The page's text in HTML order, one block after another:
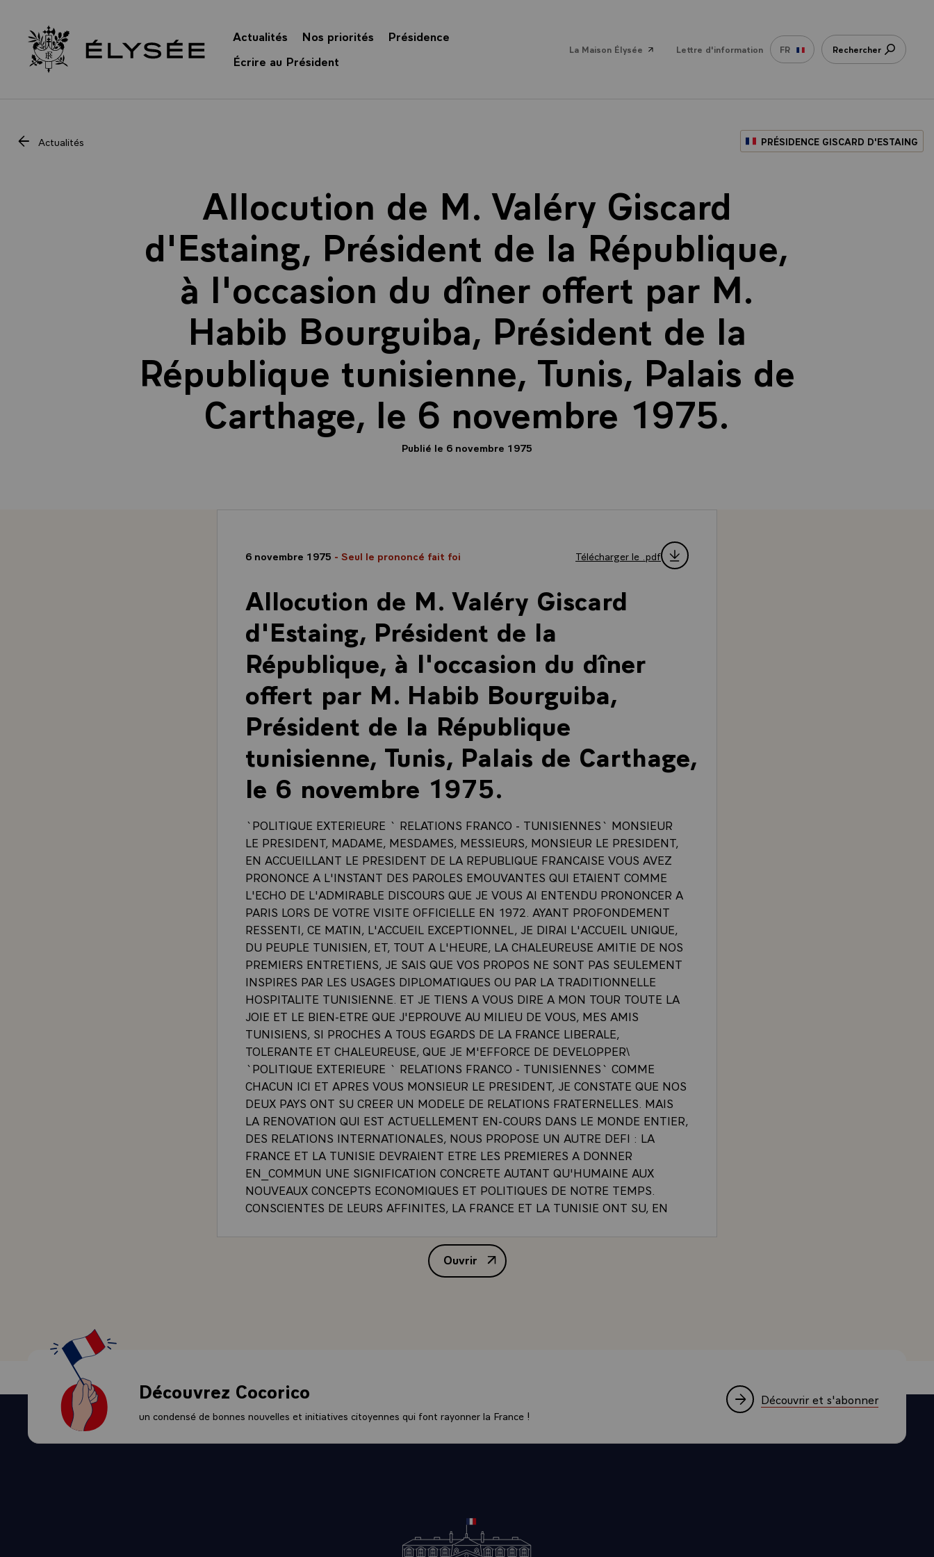
Retour à l’accueil Élysée
Actualités Nos priorités
Présidence
Écrire au Président
La Maison Élysée Lettre d'information FR Rechercher
Actualités PRÉSIDENCE GISCARD D'ESTAING
Allocution de M. Valéry Giscard
d'Estaing, Président de la République,
à l'occasion du dîner offert par M.
Habib Bourguiba, Président de la
République tunisienne, Tunis, Palais de
Carthage, le 6 novembre 1975.
Publié le 6 novembre 1975
6 novembre 1975 - Seul le prononcé fait foi Télécharger le .pdf
Allocution de M. Valéry Giscard
d'Estaing, Président de la
République, à l'occasion du dîner
offert par M. Habib Bourguiba,
Président de la République
tunisienne, Tunis, Palais de Carthage,
le 6 novembre 1975.
`POLITIQUE EXTERIEURE ` RELATIONS FRANCO - TUNISIENNES` MONSIEUR
LE PRESIDENT, MADAME, MESDAMES, MESSIEURS, MONSIEUR LE PRESIDENT,
EN ACCUEILLANT LE PRESIDENT DE LA REPUBLIQUE FRANCAISE VOUS AVEZ
PRONONCE A L'INSTANT DES PAROLES EMOUVANTES QUI ETAIENT COMME
L'ECHO DE L'ADMIRABLE DISCOURS QUE JE VOUS AI ENTENDU PRONONCER A
PARIS LORS DE VOTRE VISITE OFFICIELLE EN 1972. AYANT PROFONDEMENT
RESSENTI, CE MATIN, L'ACCUEIL EXCEPTIONNEL, JE DIRAI L'ACCUEIL UNIQUE,
DU PEUPLE TUNISIEN, ET, TOUT A L'HEURE, LA CHALEUREUSE AMITIE DE NOS
PREMIERS ENTRETIENS, JE SAIS QUE VOS PROPOS NE SONT PAS SEULEMENT
INSPIRES PAR LES USAGES DIPLOMATIQUES OU PAR LA TRADITIONNELLE
HOSPITALITE TUNISIENNE. ET JE TIENS A VOUS DIRE A MON TOUR TOUTE LA
JOIE ET LE BIEN-ETRE QUE J'EPROUVE AU MILIEU DE VOUS, MES AMIS
TUNISIENS, SI PROCHES A TOUS EGARDS DE LA FRANCE LIBERALE,
TOLERANTE ET CHALEUREUSE, QUE JE M'EFFORCE DE DEVELOPPER\
`POLITIQUE EXTERIEURE ` RELATIONS FRANCO - TUNISIENNES` COMME
CHACUN ICI ET APRES VOUS MONSIEUR LE PRESIDENT, JE CONSTATE QUE NOS
DEUX PAYS ONT SU CREER UN MODELE DE RELATIONS FRATERNELLES. MAIS
LA RENOVATION QUI EST ACTUELLEMENT EN-COURS DANS LE MONDE ENTIER,
DES RELATIONS INTERNATIONALES, NOUS PROPOSE UN AUTRE DEFI : LA
FRANCE ET LA TUNISIE DEVRAIENT ETRE LES PREMIERES A DONNER
EN_COMMUN UNE SIGNIFICATION CONCRETE AUTANT QU'HUMAINE AUX
NOUVEAUX CONCEPTS ECONOMIQUES ET POLITIQUES DE NOTRE TEMPS.
CONSCIENTES DE LEURS AFFINITES, LA FRANCE ET LA TUNISIE ONT SU, EN
COOPERATION. CES AFFINITES SONT NEES DE LA GEOGRAPHIE, DE L'HISTOIRE
ET SURTOUT DU CARACTERE DE LEURS PEUPLES. NOS PAYS ONT LA MEME
VOCATION DE PAYS DE CONTACT. LA TUNISIE EST SITUEE AU CARREFOUR DES
RENCONTRE DE L'HISTOIRE LEUR ONT PERMIS L'APPRENTISSAGE DE L'ESTIME
ET DE L'AMITIE : IL Y A QUATRE SIECLES, LE PREMIER CONSUL DE FRANCE
AUSSI, COMME VOUS L'AVEZ NOTE, PAR LA CLAIRVOYANCE DES CHEFS DE
GOUVERNEMENT FRANCAIS DE L'EPOQUE - JE PENSE A MON TOUR AUX
Ouvrir
Allocution de M. Valéry Giscard d'Estaing, Président de la République, à l'occasion du
Découvrez Cocorico
un condensé de bonnes nouvelles et initiatives citoyennes qui font rayonner la France !
Découvrir et s'abonner